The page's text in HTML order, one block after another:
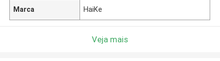
Marca HaiKe
Veja mais